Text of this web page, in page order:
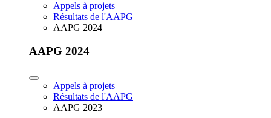
Appels à projets
Résultats de l'AAPG
AAPG 2024
AAPG 2024
Appels à projets
Résultats de l'AAPG
AAPG 2023